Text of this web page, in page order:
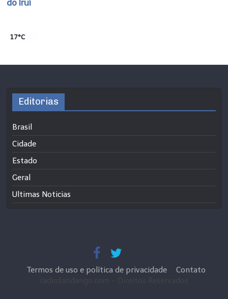
do Iruí
17°C
Editorias
Brasil
Cidade
Estado
Geral
Ultimas Noticias
Termos de uso e política de privacidade
Contato